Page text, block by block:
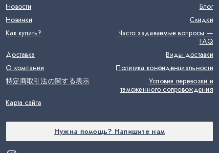
Новости
Блог
Новинки
Скидки
Как купить?
Часто задаваемые вопросы —
FAQ
Доставка
Виды доставки
О компании
Политика конфиденциальности
特定商取引法の関する表示
Условия перевозки и
таможенного сопровождения
Карта сайта
Нужна помощь? Напишите нам